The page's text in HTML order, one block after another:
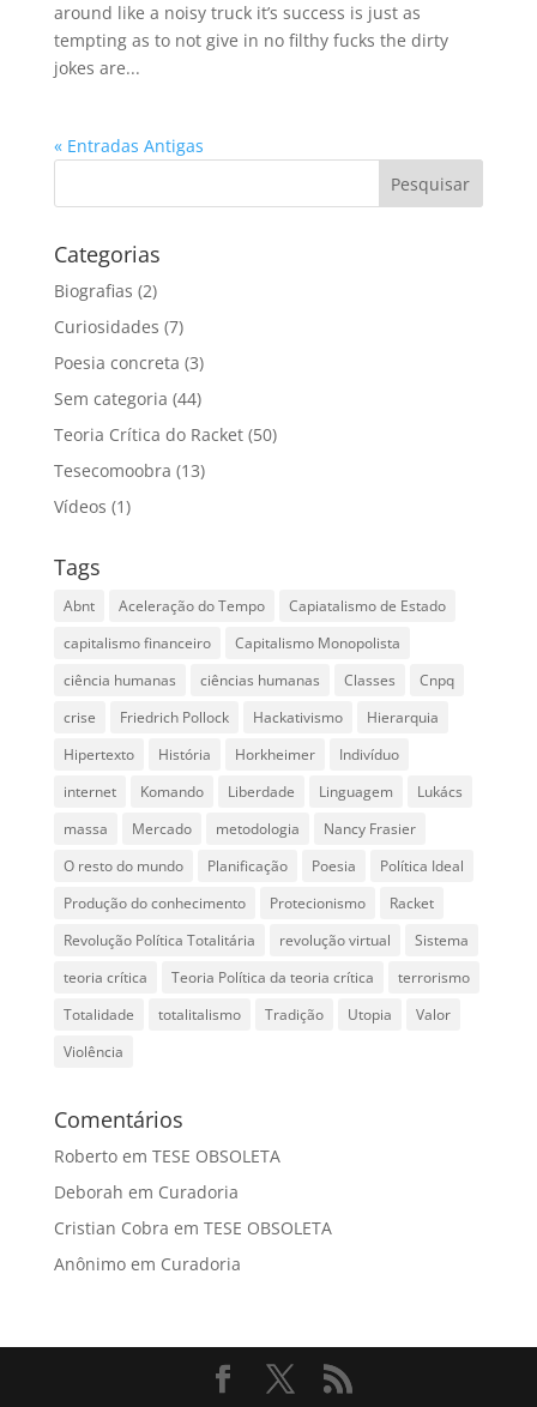
around like a noisy truck it’s success is just as
tempting as to not give in no filthy fucks the dirty
jokes are...
« Entradas Antigas
Categorias
Biografias (2)
Curiosidades (7)
Poesia concreta (3)
Sem categoria (44)
Teoria Crítica do Racket(50)
Tesecomoobra (13)
Vídeos (1)
Tags
Abnt Aceleração do Tempo
Capiatalismo de Estado
capitalismo financeiro
Capitalismo Monopolista
ciência humanas
ciências humanas Classes
Cnpq
crise
Friedrich Pollock Hackativismo
Hierarquia
Hipertexto
História Horkheimer
Indivíduo
internet
Komando Liberdade Linguagem
Lukács
massa
Mercado metodologia
Nancy Frasier
O resto do mundo
Planificação Poesia
Política Ideal
Produção do conhecimento
Protecionismo
Racket
Revolução Política Totalitária
revolução virtual
Sistema
teoria crítica
Teoria Política da teoria crítica
terrorismo
Totalidade
totalitalismo Tradição Utopia
Valor
Violência
Comentários
Robertoem TESE OBSOLETA
Deborah em Curadoria
Cristian Cobra em TESE OBSOLETA
Anônimoem Curadoria